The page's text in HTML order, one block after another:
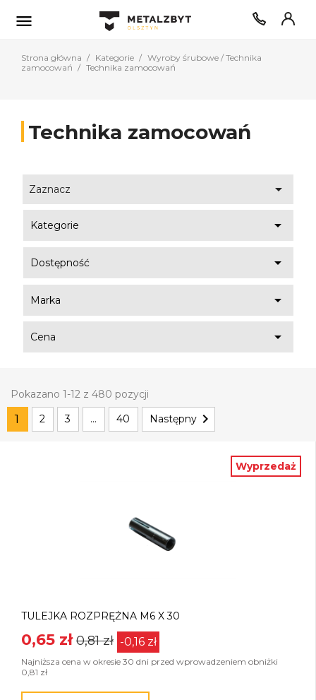

Strona główna Kategorie
Wyroby śrubowe / Technika
zamocowań
Technika zamocowań
Technika zamocowań
Zaznacz 
Kategorie 
Dostępność 
Marka 
Cena 
Pokazano 1-12 z 480 pozycji
1 2 3 … 40 Następny 
Wyprzedaż
TULEJKA ROZPRĘŻNA M6 X 30
0,65 zł 0,81 zł -0,16 zł
Najniższa cena w okresie 30 dni przed wprowadzeniem obniżki
0,81 zł